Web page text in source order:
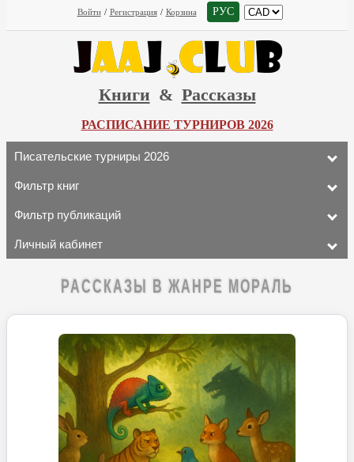
Войти / Регистрация / Корзина РУС
Книги & Рассказы
РАСПИСАНИЕ ТУРНИРОВ 2026
Писательские турниры 2026
Фильтр книг
Фильтр публикаций
Личный кабинет
РАССКАЗЫ В ЖАНРЕ МОРАЛЬ